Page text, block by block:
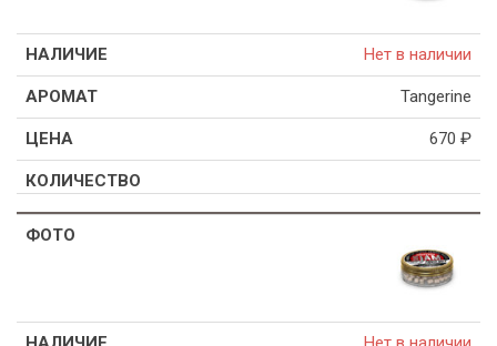
Нет в наличии
Tangerine
670 ₽